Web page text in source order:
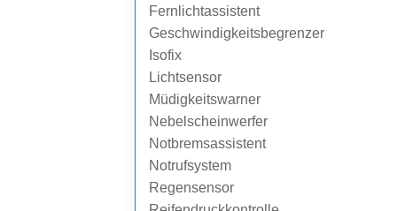
Fernlichtassistent
Geschwindigkeitsbegrenzer
Isofix
Lichtsensor
Müdigkeitswarner
Nebelscheinwerfer
Notbremsassistent
Notrufsystem
Regensensor